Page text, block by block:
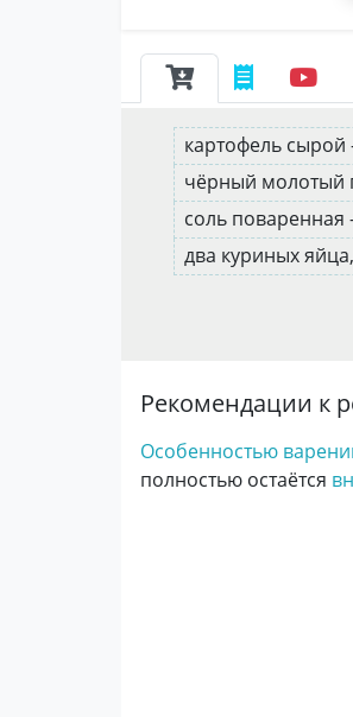
картофель сырой
чёрный молотый
соль поваренная
два куриных яйца,
Рекомендации к
Особенностью
полностью остаётся